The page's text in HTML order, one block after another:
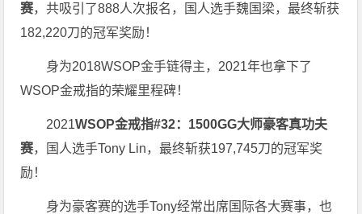
赛，共吸引了888人次报名，国人选手魏国梁，最终斩获
182,220刀的冠军奖励！
身为2018WSOP金手链得主，2021年也拿下了
WSOP金戒指的荣耀里程碑！
2021WSOP金戒指#32：1500GG大师豪客真功夫
赛，国人选手Tony Lin，最终斩获197,745刀的冠军奖
励！
身为豪客赛的选手Tony经常出席国际各大赛事，也